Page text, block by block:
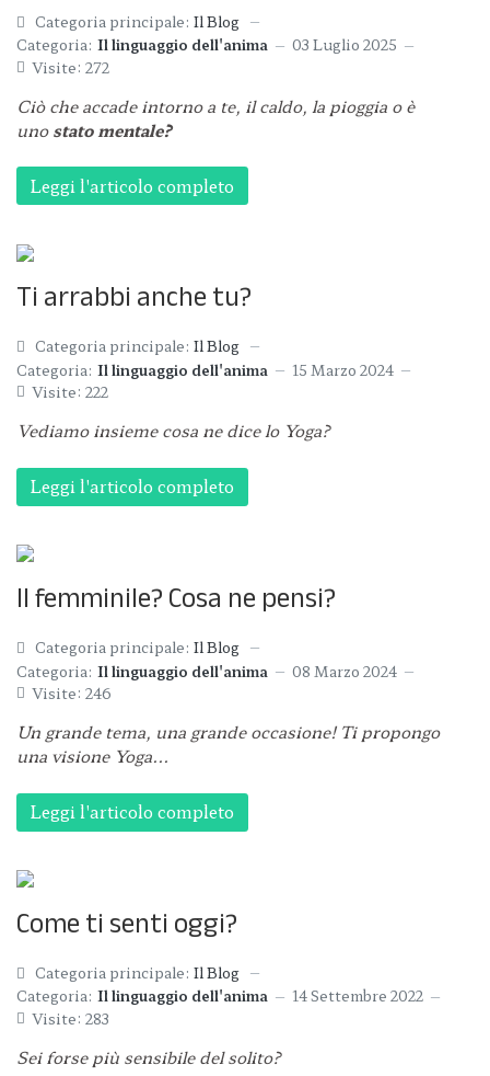
Categoria principale: Il Blog
Categoria: Il linguaggio dell'anima
03 Luglio 2025
Visite: 272
Ciò che accade intorno a te, il caldo, la pioggia o è
unostato mentale?
Leggi l'articolo completo
Ti arrabbi anche tu?
Categoria principale: Il Blog
Categoria: Il linguaggio dell'anima
15 Marzo 2024
Visite: 222
Vediamo insieme cosa ne dice lo Yoga?
Leggi l'articolo completo
Il femminile? Cosa ne pensi?
Categoria principale: Il Blog
Categoria: Il linguaggio dell'anima
08 Marzo 2024
Visite: 246
Un grande tema, una grande occasione! Ti propongo
una visione Yoga...
Leggi l'articolo completo
Come ti senti oggi?
Categoria principale: Il Blog
Categoria: Il linguaggio dell'anima
14 Settembre 2022
Visite: 283
Sei forse più sensibile del solito?